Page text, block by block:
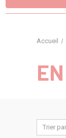
Accueil
Trier